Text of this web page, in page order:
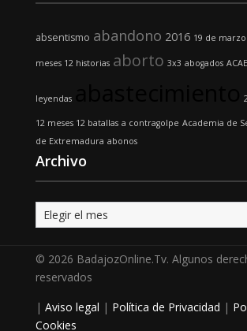
absentismo abandono 2016 19 de marzo
meses 12 historias aborto 3x3 abogados
leyendas
12 meses 12 batallas a contragolpe Academia de
de Extremadura abonos
Archivo
Archivo
© 2026 BadajozOnline.Tv. Algunos
reservados
| Aviso legal | Política de Privacidad |
Cookies